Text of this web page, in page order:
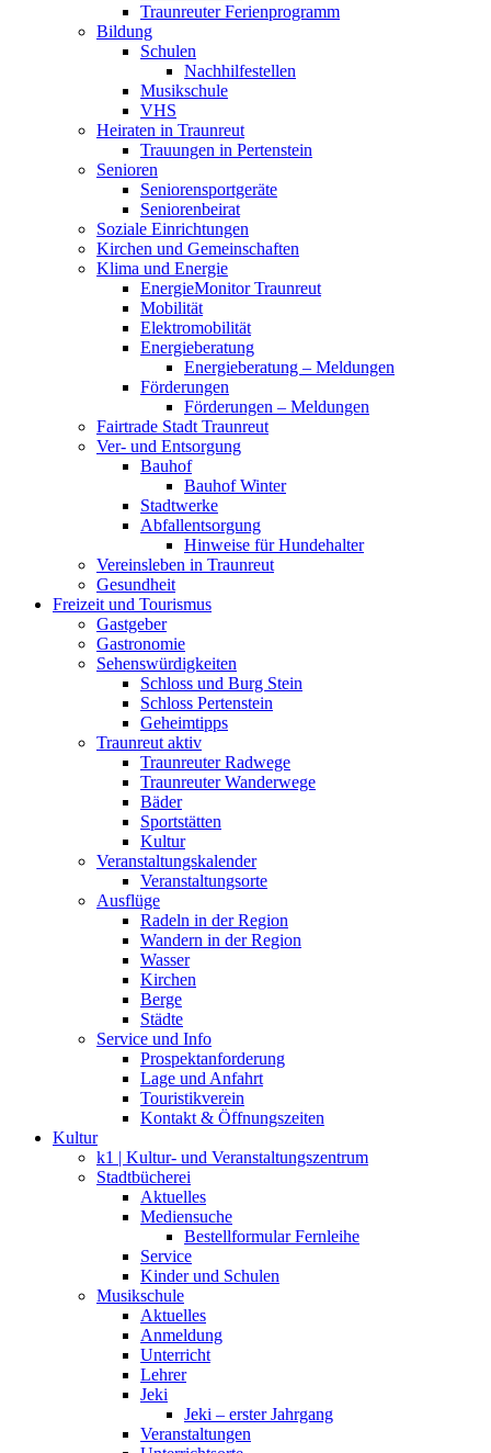
Traunreuter Ferienprogramm
Bildung
Schulen
Nachhilfestellen
Musikschule
VHS
Heiraten in Traunreut
Trauungen in Pertenstein
Senioren
Seniorensportgeräte
Seniorenbeirat
Soziale Einrichtungen
Kirchen und Gemeinschaften
Klima und Energie
EnergieMonitor Traunreut
Mobilität
Elektromobilität
Energieberatung
Energieberatung – Meldungen
Förderungen
Förderungen – Meldungen
Fairtrade Stadt Traunreut
Ver- und Entsorgung
Bauhof
Bauhof Winter
Stadtwerke
Abfallentsorgung
Hinweise für Hundehalter
Vereinsleben in Traunreut
Gesundheit
Freizeit und Tourismus
Gastgeber
Gastronomie
Sehenswürdigkeiten
Schloss und Burg Stein
Schloss Pertenstein
Geheimtipps
Traunreut aktiv
Traunreuter Radwege
Traunreuter Wanderwege
Bäder
Sportstätten
Kultur
Veranstaltungskalender
Veranstaltungsorte
Ausflüge
Radeln in der Region
Wandern in der Region
Wasser
Kirchen
Berge
Städte
Service und Info
Prospektanforderung
Lage und Anfahrt
Touristikverein
Kontakt & Öffnungszeiten
Kultur
k1 | Kultur- und Veranstaltungszentrum
Stadtbücherei
Aktuelles
Mediensuche
Bestellformular Fernleihe
Service
Kinder und Schulen
Musikschule
Aktuelles
Anmeldung
Unterricht
Lehrer
Jeki
Jeki – erster Jahrgang
Veranstaltungen